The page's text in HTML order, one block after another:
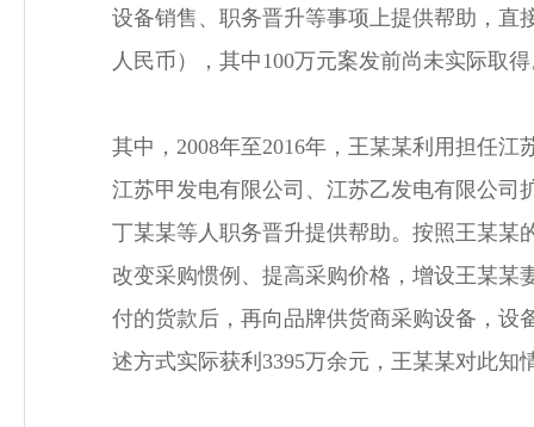
设备销售、职务晋升等事项上提供帮助，直
人民币），其中100万元案发前尚未实际取
其中，2008年至2016年，王某某利用担任
江苏甲发电有限公司、江苏乙发电有限公司
丁某某等人职务晋升提供帮助。按照王某某
改变采购惯例、提高采购价格，增设王某
付的货款后，再向品牌供货商采购设备，设
述方式实际获利3395万余元，王某某对此知